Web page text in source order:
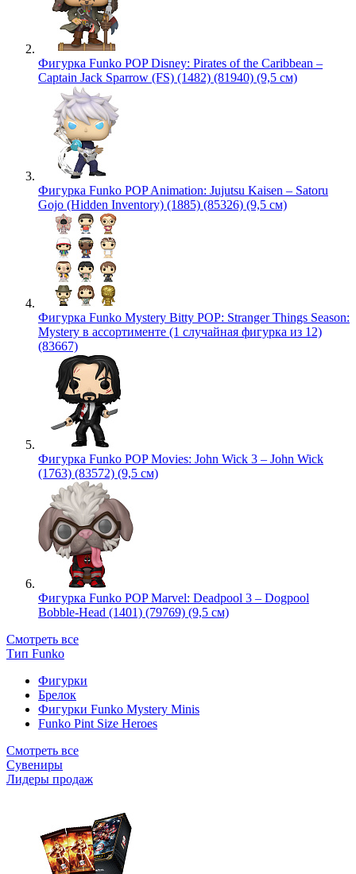
Фигурка Funko POP Disney: Pirates of the Caribbean –
Captain Jack Sparrow (FS) (1482) (81940) (9,5 см)
Фигурка Funko POP Animation: Jujutsu Kaisen – Satoru
Gojo (Hidden Inventory) (1885) (85326) (9,5 см)
Фигурка Funko Mystery Bitty POP: Stranger Things Season:
Mystery в ассортименте (1 случайная фигурка из 12)
(83667)
Фигурка Funko POP Movies: John Wick 3 – John Wick
(1763) (83572) (9,5 см)
Фигурка Funko POP Marvel: Deadpool 3 – Dogpool
Bobble-Head (1401) (79769) (9,5 см)
Смотреть все
Тип Funko
Фигурки
Брелок
Фигурки Funko Mystery Minis
Funko Pint Size Heroes
Смотреть все
Сувениры
Лидеры продаж